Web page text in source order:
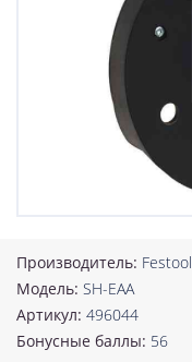
Производитель: Festool
Модель: SH-EAA
Артикул: 496044
Бонусные баллы: 56